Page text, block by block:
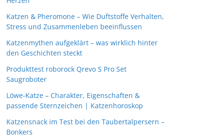
Katzen & Pheromone – Wie Duftstoffe Verhalten,
Stress und Zusammenleben beeinflussen
Katzenmythen aufgeklärt – was wirklich hinter
den Geschichten steckt
Produkttest roborock Qrevo S Pro Set
Saugroboter
Löwe-Katze – Charakter, Eigenschaften &
passende Sternzeichen | Katzenhoroskop
Katzensnack im Test bei den Taubertalpersern –
Bonkers